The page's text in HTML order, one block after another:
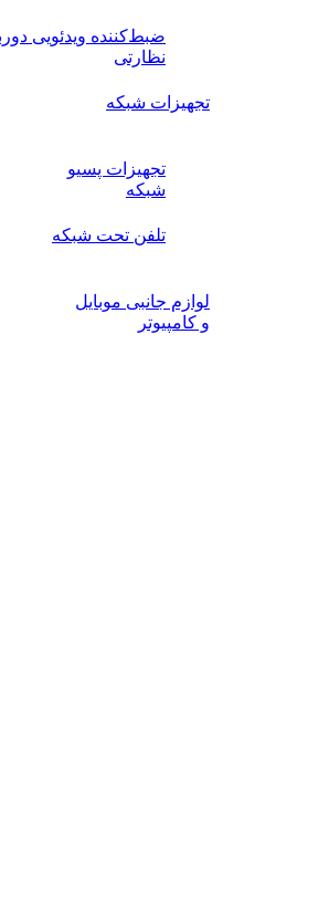
ضبط‌کننده ویدئویی
نظارتی
تجهیزات شبکه
تجهیزات پسیو
شبکه
تلفن تحت شبکه
لوازم جانبی موبایل
و کامپیوتر